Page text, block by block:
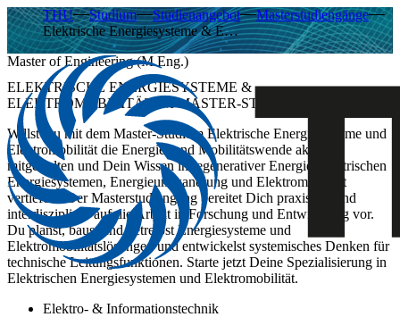
THU Studium Studienangebot
Masterstudiengänge
Elektrische Energiesysteme & E…
Master of Engineering (M.Eng.)
ELEKTRISCHE ENERGIESYSTEME &
ELEKTROMOBILITÄT IM MASTER-STUDIUM
Willst Du mit dem Master-Studium Elektrische Energiesysteme und
Elektromobilität die Energie- und Mobilitätswende aktiv
mitgestalten und Dein Wissen in regenerativer Energie, elektrischen
Energiesystemen, Energieumwandlung und Elektromobilität
vertiefen? Der Masterstudiengang bereitet Dich praxisnah und
interdisziplinär auf die Arbeit in Forschung und Entwicklung vor.
Du planst, baust und betreibst Energiesysteme und
Elektromobilitätslösungen und entwickelst systemisches Denken für
technische Leitungsfunktionen. Starte jetzt Deine Spezialisierung in
Elektrischen Energiesystemen und Elektromobilität.
Elektro- & Informationstechnik